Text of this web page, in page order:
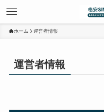
ホーム 運営者情報
運営者情報